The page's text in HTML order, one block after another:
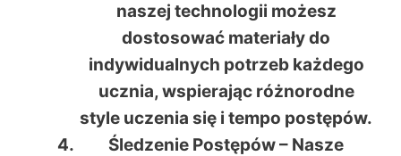
naszej technologii możesz
dostosować materiały do
indywidualnych potrzeb każdego
ucznia, wspierając różnorodne
style uczenia się i tempo postępów.
Śledzenie Postępów– Nasze